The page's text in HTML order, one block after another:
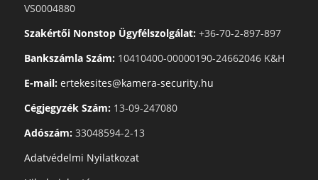
VS0004880
Szakértői Nonstop Ügyfélszolgálat:+36-70-2-897-897
Bankszámla Szám:10410400-00000190-24662046 K&H
E-mail: ertekesites@kamera-security.hu
Cégjegyzék Szám:13-09-247080
Adószám:33048594-2-13
Adatvédelmi Nyilatkozat